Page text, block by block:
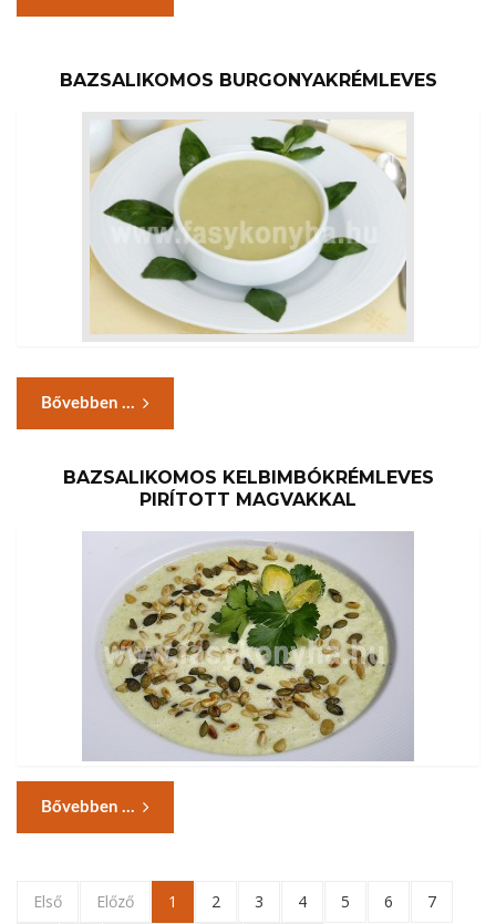
BAZSALIKOMOS BURGONYAKRÉMLEVES
Bővebben ...
BAZSALIKOMOS KELBIMBÓKRÉMLEVES
PIRÍTOTT MAGVAKKAL
Bővebben ...
Első Előző 1 2 3 4 5 6
7